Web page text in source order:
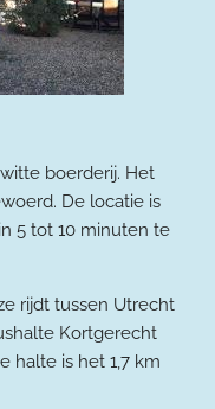
boerderij. Het
De locatie is
5 tot 10 minuten te
rijdt tussen Utrecht
Kortgerecht
halte is het 1,7 km